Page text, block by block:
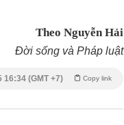
Theo Nguyễn Hải
Đời sống và Pháp luật
Copy link
16:34 (GMT +7)